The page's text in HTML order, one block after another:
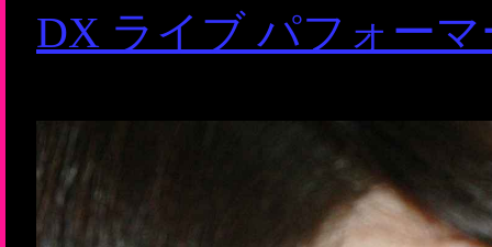
DX ライブ パフォー